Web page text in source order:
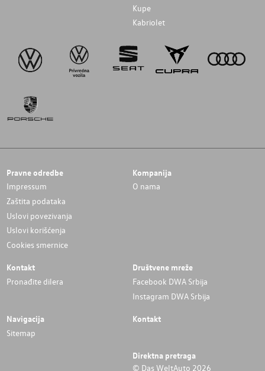
Kupe
Kabriolet
Pravne odredbe
Impressum
Zaštita podataka
Uslovi povezivanja
Uslovi korišćenja
Cookies smernice
Kompanija
O nama
Kontakt
Pronađite dilera
Društvene mreže
Facebook DWA Srbija
Instagram DWA Srbija
Navigacija
Sitemap
Kontakt
Direktna pretraga
© Das WeltAuto 2026